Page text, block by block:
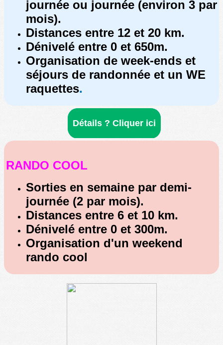
journée ou journée (environ 3 par
mois).
Distances entre 12 et 20 km.
Dénivelé entre 0 et 650m.
Organisation de week-ends et
séjours de randonnée et un WE
raquettes.
Détails ? Cliquer ici
RANDO COOL
Sorties en semaine par demi-
journée (2 par mois).
Distances entre 6 et 10 km.
Dénivelé entre 0 et 300m.
Organisation d'un weekend
rando cool